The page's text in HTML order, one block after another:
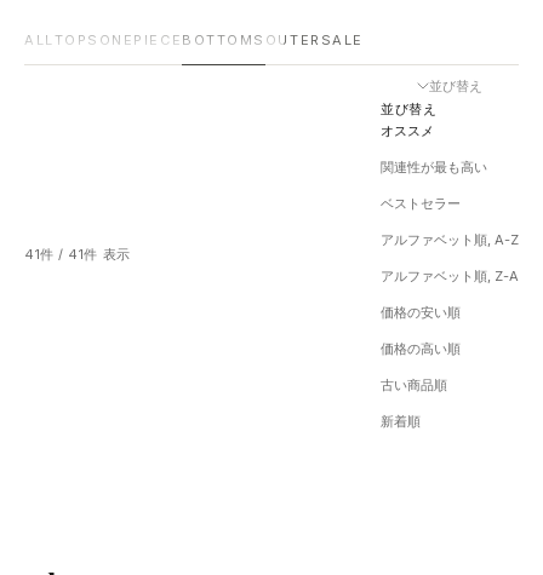
ALLTOPS ONEPIECE BOTTOMS OUTER SALE
並び替え
並び替え
オススメ
関連性が最も高い
ベストセラー
アルファベット順, A-Z
アルファベット順, Z-A
価格の安い順
価格の高い順
古い商品順
新着順
41件 / 41件 表示